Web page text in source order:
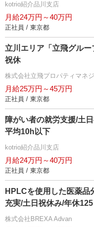
kotrio紹介品川支店
月給24万円～40万円
正社員 / 東京都
立川エリア「立飛グル
祝休
株式会社立飛プロパティマネ
月給25万円～45万円
正社員 / 東京都
障がい者の就労支援/土
平均10h以下
kotrio紹介品川支店
月給24万円～40万円
正社員 / 東京都
HPLCを使用した医薬品
充実/土日祝休み/年休
株式会社BREXA Advan